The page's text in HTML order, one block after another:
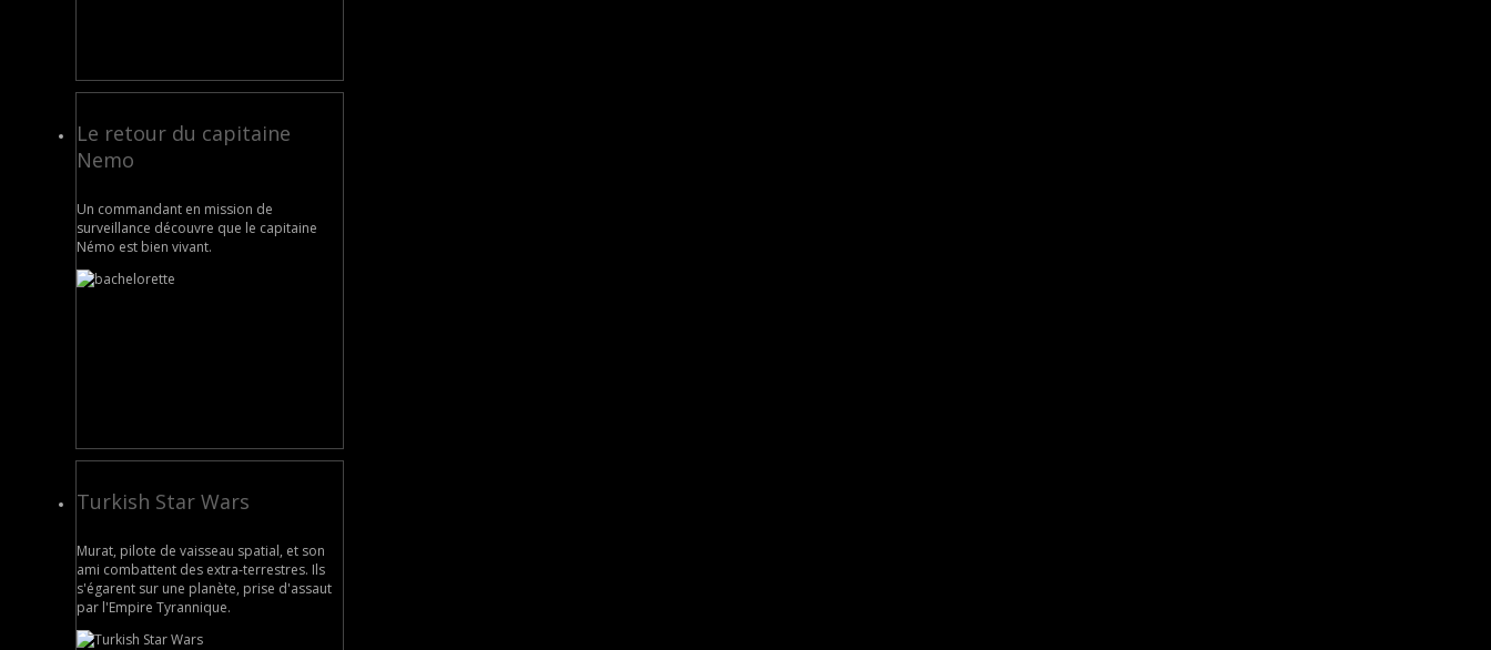
Le retour du capitaine
Nemo
Un commandant en mission de
surveillance découvre que le capitaine
Némo est bien vivant.
Turkish Star Wars
Murat, pilote de vaisseau spatial, et son
ami combattent des extra-terrestres. Ils
s'égarent sur une planète, prise d'assaut
par l'Empire Tyrannique.